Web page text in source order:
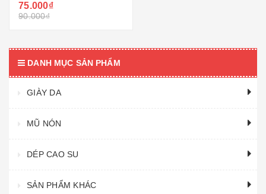
75.000₫
90.000₫
DANH MỤC SẢN PHẨM
GIÀY DA
MŨ NÓN
DÉP CAO SU
SẢN PHẨM KHÁC